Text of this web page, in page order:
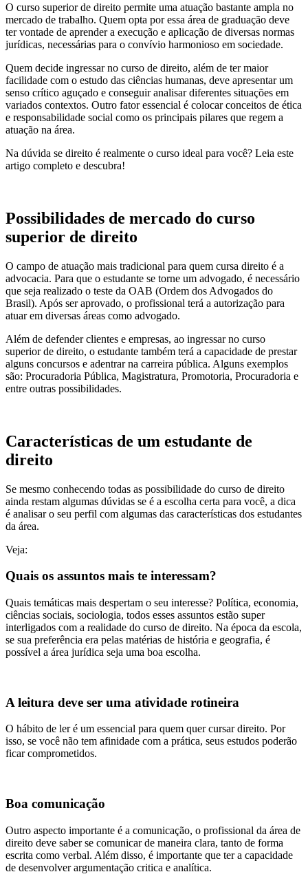
O curso superior de direito permite uma atuação bastante ampla no
mercado de trabalho. Quem opta por essa área de graduação deve
ter vontade de aprender a execução e aplicação de diversas normas
jurídicas, necessárias para o convívio harmonioso em sociedade.
Quem decide ingressar no curso de direito, além de ter maior
facilidade com o estudo das ciências humanas, deve apresentar um
senso crítico aguçado e conseguir analisar diferentes situações em
variados contextos. Outro fator essencial é colocar conceitos de ética
e responsabilidade social como os principais pilares que regem a
atuação na área.
Na dúvida se direito é realmente o curso ideal para você? Leia este
artigo completo e descubra!
Possibilidades de mercado do curso
superior de direito
O campo de atuação mais tradicional para quem cursa direito é a
advocacia. Para que o estudante se torne um advogado, é necessário
que seja realizado o teste da OAB (Ordem dos Advogados do
Brasil). Após ser aprovado, o profissional terá a autorização para
atuar em diversas áreas como advogado.
Além de defender clientes e empresas, ao ingressar no curso
superior de direito, o estudante também terá a capacidade de prestar
alguns concursos e adentrar na carreira pública. Alguns exemplos
são: Procuradoria Pública, Magistratura, Promotoria, Procuradoria e
entre outras possibilidades.
Características de um estudante de
direito
Se mesmo conhecendo todas as possibilidade do curso de direito
ainda restam algumas dúvidas se é a escolha certa para você, a dica
é analisar o seu perfil com algumas das características dos estudantes
da área.
Veja:
Quais os assuntos mais te interessam?
Quais temáticas mais despertam o seu interesse? Política, economia,
ciências sociais, sociologia, todos esses assuntos estão super
interligados com a realidade do curso de direito. Na época da escola,
se sua preferência era pelas matérias de história e geografia, é
possível a área jurídica seja uma boa escolha.
A leitura deve ser uma atividade rotineira
O hábito de ler é um essencial para quem quer cursar direito. Por
isso, se você não tem afinidade com a prática, seus estudos poderão
ficar comprometidos.
Boa comunicação
Outro aspecto importante é a comunicação, o profissional da área de
direito deve saber se comunicar de maneira clara, tanto de forma
escrita como verbal. Além disso, é importante que ter a capacidade
de desenvolver argumentação critica e analítica.